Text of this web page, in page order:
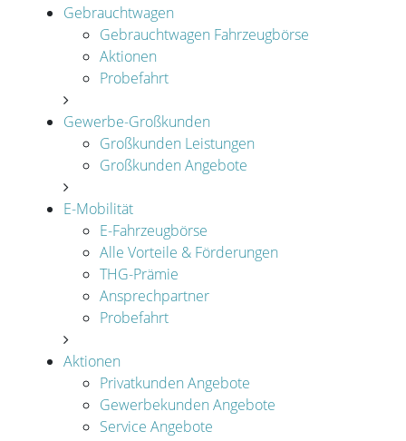
Gebrauchtwagen
Gebrauchtwagen Fahrzeugbörse
Aktionen
Probefahrt
Gewerbe-Großkunden
Großkunden Leistungen
Großkunden Angebote
E-Mobilität
E-Fahrzeugbörse
Alle Vorteile & Förderungen
THG-Prämie
Ansprechpartner
Probefahrt
Aktionen
Privatkunden Angebote
Gewerbekunden Angebote
Service Angebote